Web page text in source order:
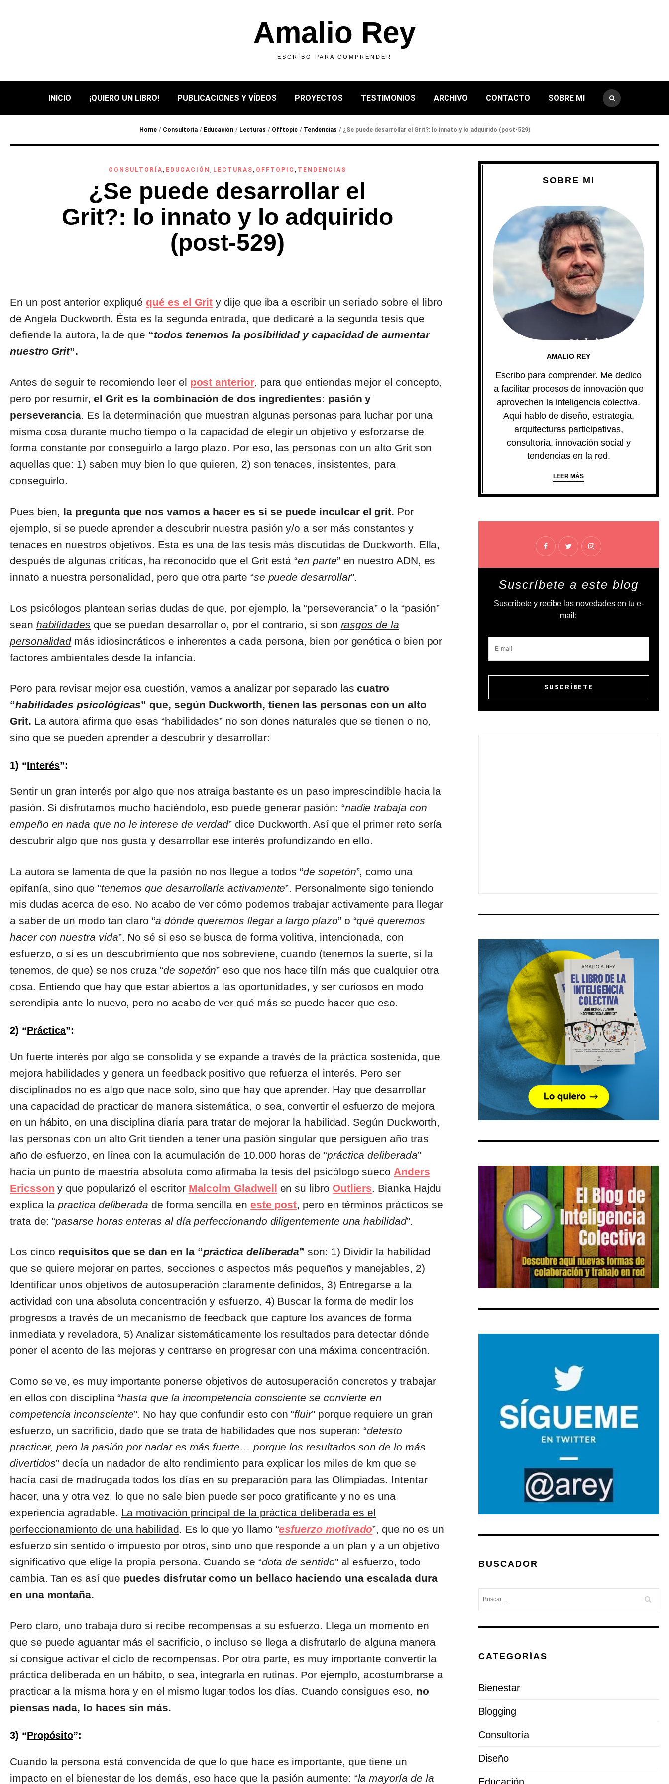
Amalio Rey
ESCRIBO PARA COMPRENDER
INICIO ¡QUIERO UN LIBRO! PUBLICACIONES Y VÍDEOS PROYECTOS TESTIMONIOS ARCHIVO CONTACTO SOBRE MI
Home / Consultoría / Educación / Lecturas / Offtopic / Tendencias / ¿Se puede desarrollar el Grit?: lo innato y lo adquirido (post-529)
CONSULTORÍA, EDUCACIÓN , LECTURAS, OFFTOPIC , TENDENCIAS
¿Se puede desarrollar el
Grit?: lo innato y lo adquirido
(post-529)
En un post anterior expliqué qué es el Grit y dije que iba a escribir un seriado sobre el libro
de Angela Duckworth. Ésta es la segunda entrada, que dedicaré a la segunda tesis que
defiende la autora, la de que “todos tenemos la posibilidad y capacidad de aumentar
nuestro Grit”.
Antes de seguir te recomiendo leer el post anterior, para que entiendas mejor el concepto,
pero por resumir, el Grit es la combinación de dos ingredientes: pasión y
perseverancia. Es la determinación que muestran algunas personas para luchar por una
misma cosa durante mucho tiempo o la capacidad de elegir un objetivo y esforzarse de
forma constante por conseguirlo a largo plazo. Por eso, las personas con un alto Grit son
aquellas que: 1) saben muy bien lo que quieren, 2) son tenaces, insistentes, para
conseguirlo.
Pues bien, la pregunta que nos vamos a hacer es si se puede inculcar el grit. Por
ejemplo, si se puede aprender a descubrir nuestra pasión y/o a ser más constantes y
tenaces en nuestros objetivos. Esta es una de las tesis más discutidas de Duckworth. Ella,
después de algunas críticas, ha reconocido que el Grit está “en parte” en nuestro ADN, es
innato a nuestra personalidad, pero que otra parte “se puede desarrollar”.
Los psicólogos plantean serias dudas de que, por ejemplo, la “perseverancia” o la “pasión”
sean habilidades que se puedan desarrollar o, por el contrario, si son rasgos de la
personalidadmás idiosincráticos e inherentes a cada persona, bien por genética o bien por
factores ambientales desde la infancia.
Pero para revisar mejor esa cuestión, vamos a analizar por separado lascuatro
“habilidades psicológicas” que, según Duckworth, tienen las personas con un alto
Grit. La autora afirma que esas “habilidades” no son dones naturales que se tienen o no,
sino que se pueden aprender a descubrir y desarrollar:
1) “Interés”:
Sentir un gran interés por algo que nos atraiga bastante es un paso imprescindible hacia la
pasión. Si disfrutamos mucho haciéndolo, eso puede generar pasión: “nadie trabaja con
empeño en nada que no le interese de verdad” dice Duckworth. Así que el primer reto sería
descubrir algo que nos gusta y desarrollar ese interés profundizando en ello.
La autora se lamenta de que la pasión no nos llegue a todos “de sopetón”, como una
epifanía, sino que “tenemos que desarrollarla activamente”. Personalmente sigo teniendo
mis dudas acerca de eso. No acabo de ver cómo podemos trabajar activamente para llegar
a saber de un modo tan claro “a dónde queremos llegar a largo plazo” o “qué queremos
hacer con nuestra vida”. No sé si eso se busca de forma volitiva, intencionada, con
esfuerzo, o si es un descubrimiento que nos sobreviene, cuando (tenemos la suerte, si la
tenemos, de que) se nos cruza “de sopetón” eso que nos hace tilín más que cualquier otra
cosa. Entiendo que hay que estar abiertos a las oportunidades, y ser curiosos en modo
serendipia ante lo nuevo, pero no acabo de ver qué más se puede hacer que eso.
2) “Práctica”:
Un fuerte interés por algo se consolida y se expande a través de la práctica sostenida, que
mejora habilidades y genera un feedback positivo que refuerza el interés. Pero ser
disciplinados no es algo que nace solo, sino que hay que aprender. Hay que desarrollar
una capacidad de practicar de manera sistemática, o sea, convertir el esfuerzo de mejora
en un hábito, en una disciplina diaria para tratar de mejorar la habilidad. Según Duckworth,
las personas con un alto Grit tienden a tener una pasión singular que persiguen año tras
año de esfuerzo, en línea con la acumulación de 10.000 horas de “práctica deliberada”
hacia un punto de maestría absoluta como afirmaba la tesis del psicólogo sueco Anders
Ericsson y que popularizó el escritor Malcolm Gladwell en su libro Outliers. Bianka Hajdu
explica lapractica deliberadade forma sencilla en este post, pero en términos prácticos se
trata de: “pasarse horas enteras al día perfeccionando diligentemente una habilidad”.
Los cinco requisitos que se dan en la “práctica deliberada” son: 1) Dividir la habilidad
que se quiere mejorar en partes, secciones o aspectos más pequeños y manejables, 2)
Identificar unos objetivos de autosuperación claramente definidos, 3) Entregarse a la
actividad con una absoluta concentración y esfuerzo, 4) Buscar la forma de medir los
progresos a través de un mecanismo de feedback que capture los avances de forma
inmediata y reveladora, 5) Analizar sistemáticamente los resultados para detectar dónde
poner el acento de las mejoras y centrarse en progresar con una máxima concentración.
Como se ve, es muy importante ponerse objetivos de autosuperación concretos y trabajar
en ellos con disciplina “hasta que la incompetencia consciente se convierte en
competencia inconsciente”. No hay que confundir esto con “fluir” porque requiere un gran
esfuerzo, un sacrificio, dado que se trata de habilidades que nos superan: “detesto
practicar, pero la pasión por nadar es más fuerte… porque los resultados son de lo más
divertidos” decía un nadador de alto rendimiento para explicar los miles de km que se
hacía casi de madrugada todos los días en su preparación para las Olimpiadas. Intentar
hacer, una y otra vez, lo que no sale bien puede ser poco gratificante y no es una
experiencia agradable. La motivación principal de la práctica deliberada es el
perfeccionamiento de una habilidad. Es lo que yo llamo “esfuerzo motivado”, que no es un
esfuerzo sin sentido o impuesto por otros, sino uno que responde a un plan y a un objetivo
significativo que elige la propia persona. Cuando se “dota de sentido” al esfuerzo, todo
cambia. Tan es así que puedes disfrutar como un bellaco haciendo una escalada dura
en una montaña.
Pero claro, uno trabaja duro si recibe recompensas a su esfuerzo. Llega un momento en
que se puede aguantar más el sacrificio, o incluso se llega a disfrutarlo de alguna manera
si consigue activar el ciclo de recompensas. Por otra parte, es muy importante convertir la
práctica deliberada en un hábito, o sea, integrarla en rutinas. Por ejemplo, acostumbrarse a
practicar a la misma hora y en el mismo lugar todos los días. Cuando consigues eso, no
piensas nada, lo haces sin más.
3) “Propósito”:
Cuando la persona está convencida de que lo que hace es importante, que tiene un
impacto en el bienestar de los demás, eso hace que la pasión aumente: “la mayoría de la
SOBRE MI
AMALIO REY
Escribo para comprender. Me dedico
a facilitar procesos de innovación que
aprovechen la inteligencia colectiva.
Aquí hablo de diseño, estrategia,
arquitecturas participativas,
consultoría, innovación social y
tendencias en la red.
LEER MÁS
Suscríbete a este blog
Suscríbete y recibe las novedades en tu e-
mail:
BUSCADOR
CATEGORÍAS
Bienestar
Blogging
Consultoría
Diseño
Educación